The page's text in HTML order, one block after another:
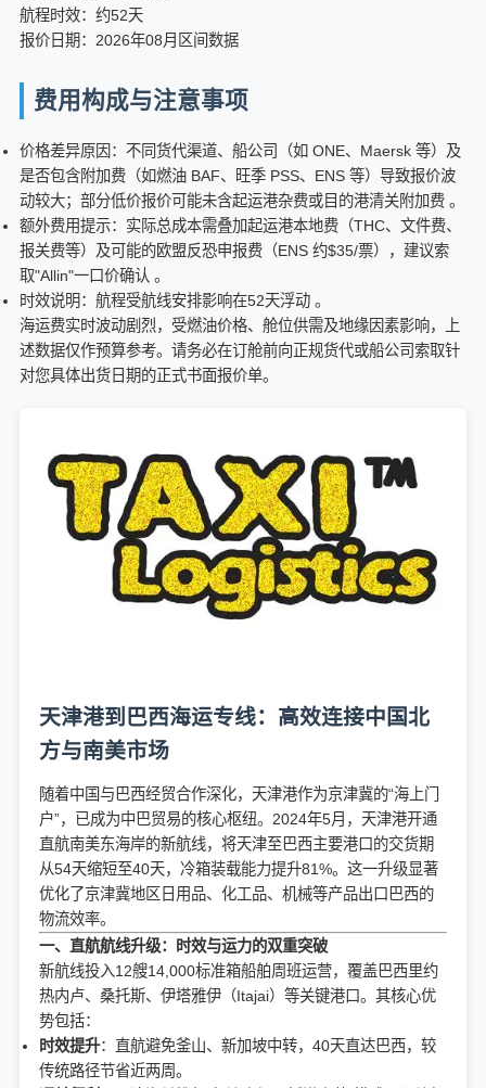
航程时效：约52天
报价日期：2026年08月区间数据
费用构成与注意事项
价格差异原因：不同货代渠道、船公司（如 ONE、Maersk 等）及
是否包含附加费（如燃油 BAF、旺季 PSS、ENS 等）导致报价波
动较大；部分低价报价可能未含起运港杂费或目的港清关附加费 。
额外费用提示：实际总成本需叠加起运港本地费（THC、文件费、
报关费等）及可能的欧盟反恐申报费（ENS 约$35/票），建议索
取"Allin"一口价确认 。
时效说明：航程受航线安排影响在52天浮动 。
海运费实时波动剧烈，受燃油价格、舱位供需及地缘因素影响，上
述数据仅作预算参考。请务必在订舱前向正规货代或船公司索取针
对您具体出货日期的正式书面报价单。
天津港到巴西海运专线：高效连接中国北
方与南美市场
随着中国与巴西经贸合作深化，天津港作为京津冀的“海上门
户”，已成为中巴贸易的核心枢纽。2024年5月，天津港开通
直航南美东海岸的新航线，将天津至巴西主要港口的交货期
从54天缩短至40天，冷箱装载能力提升81%。这一升级显著
优化了京津冀地区日用品、化工品、机械等产品出口巴西的
物流效率。
一、直航航线升级：时效与运力的双重突破
新航线投入12艘14,000标准箱船舶周班运营，覆盖巴西里约
热内卢、桑托斯、伊塔雅伊（Itajai）等关键港口。其核心优
势包括：
时效提升：直航避免釜山、新加坡中转，40天直达巴西，较
传统路径节省近两周。